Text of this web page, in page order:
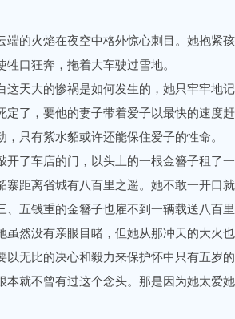
的火焰在夜空中格外惊心刺目。她抱紧
口狂奔，拖着大车驶过雪地。
天大的惨祸是如何发生的，她只牢牢地
定了，要他的妻子带着爱子以最快的速度
只有紫水貂或许还能保住爱子的性命。
了车店的门，以头上的一根金簪子租了
寨距离省城有八百里之遥。她不敢一开口
、五钱重的金簪子也雇不到一辆载送八百里
然没有亲眼目睹，但她从那冲天的大火
以无比的决心和毅力来保护怀中只有五岁
本就不曾有过这个念头。那是因为她太爱